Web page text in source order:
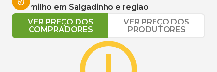
milho em Salgadinho e região
VER PREÇO DOS
COMPRADORES
VER PREÇO DOS
PRODUTORES